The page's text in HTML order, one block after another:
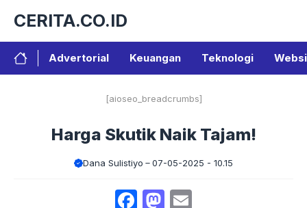
isi
CERITA.CO.ID
Advertorial Keuangan Teknologi
[aioseo_breadcrumbs]
Harga Skutik Naik Tajam!
Dana Sulistiyo 07-05-2025 - 10.15
Facebook
Mastodon